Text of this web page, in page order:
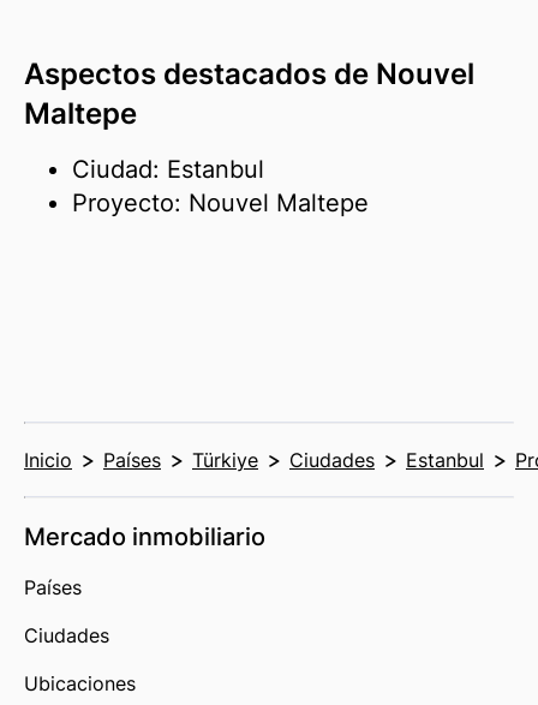
Aspectos destacados de Nouvel
Maltepe
Ciudad: Estanbul
Proyecto: Nouvel Maltepe
Inicio Países Türkiye Ciudades Estanbul
Mercado inmobiliario
Países
Ciudades
Ubicaciones